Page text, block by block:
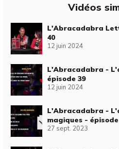
Vidéos
L'Abracadabra
40
12 juin 2024
L'Abracadabra -
épisode 39
12 juin 2024
L'Abracadabra -
magiques -
27 sept. 2023